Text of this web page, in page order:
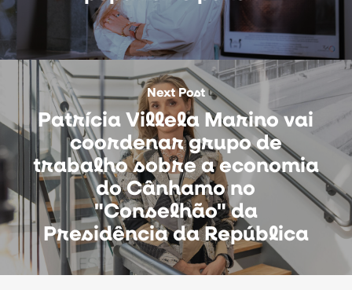
Next Post
Patrícia Villela Marino vai
coordenar grupo de
trabalho sobre a economia
do Cânhamo no
"Conselhão" da
Presidência da República